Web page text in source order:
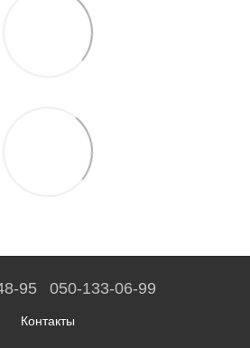
95 050-133-06-99
Контакты